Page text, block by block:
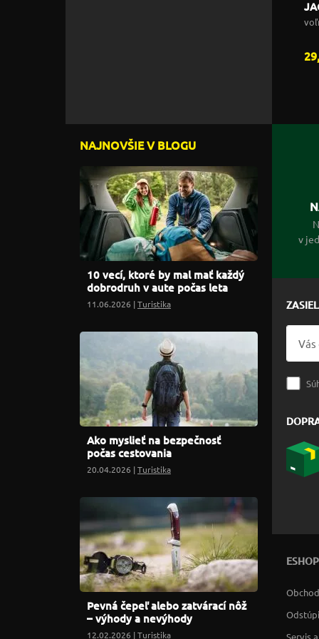
NAJNOVŠIE V BLOGU
10 vecí, ktoré by mal mať každý
dobrodruh v aute počas leta
11.06.2026 |Turistika
Ako myslieť na bezpečnosť
počas cestovania
20.04.2026 |Turistika
Pevná čepeľ alebo zatvárací nôž
– výhody a nevýhody
12.02.2026 |Turistika
v